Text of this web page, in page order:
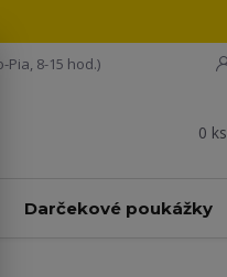
Pia, 8-15 hod.)
0 ks
Darčekové poukážky